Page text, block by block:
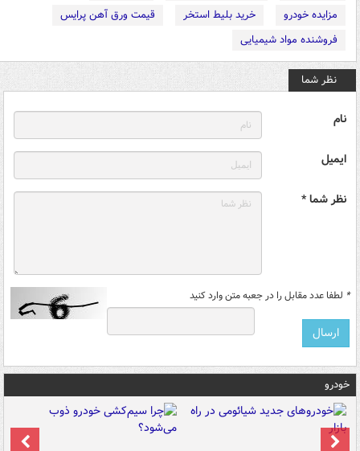
مزایده خودرو
خرید بلیط استخر
قیمت ورق آهن پرایس
فروشنده مواد شیمیایی
نظر شما
نام
ایمیل
نظر شما *
* لطفا عدد مقابل را در جعبه متن وارد کنید
خودرو